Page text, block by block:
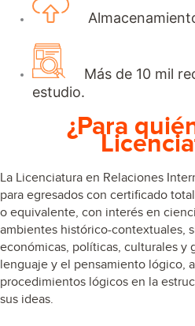
Más de 10 mil
estudio.
¿Para
La Licenciatura en Relaciones
para egresados con certificado
o equivalente, con interés en
ambientes histórico-contextuales,
económicas, políticas, culturales y
lenguaje y el pensamiento lógico,
procedimientos lógicos en la
sus ideas.